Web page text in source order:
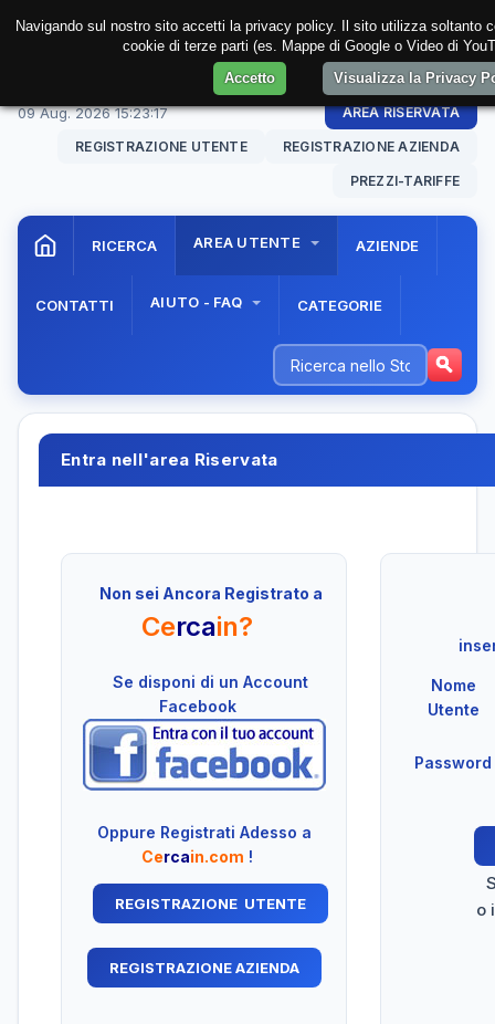
09 Aug. 202615:23:17 AREA RISERVATA
REGISTRAZIONE UTENTE REGISTRAZIONE AZIENDA
PREZZI-TARIFFE
RICERCA AREA UTENTE AZIENDE
CONTATTI AIUTO - FAQ CATEGORIE
Entra nell'area Riservata
Non sei Ancora Registrato a
Cercain?
Se disponi di un Account
Facebook
Oppure Registrati Adesso a
Cercain.com !
Nome
Utente
Password
o
Navigando sul nostro sito accetti la privacy policy. Il sito utilizza soltanto
cookie di terze parti (es. Mappe di Google o Video di
Accetto
Visualizza la Privacy